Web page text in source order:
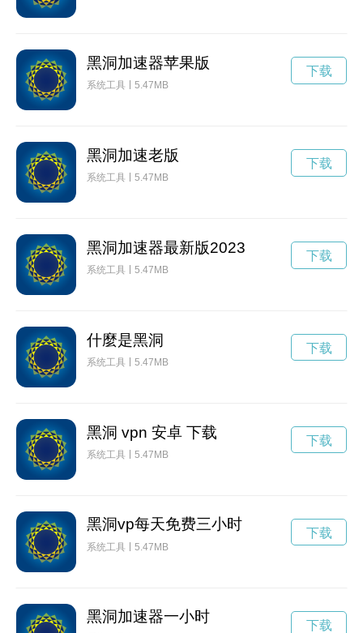
黑洞加速器苹果版
系统工具 5.47MB
下载
黑洞加速老版
系统工具 5.47MB
下载
黑洞加速器最新版2023
系统工具 5.47MB
下载
什麼是黑洞
系统工具 5.47MB
下载
黑洞 vpn 安卓 下载
系统工具 5.47MB
下载
黑洞vp每天免费三小时
系统工具 5.47MB
下载
黑洞加速器一小时 下载